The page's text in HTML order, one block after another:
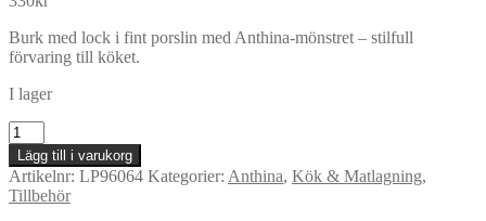
Burk med lock i fint porslin med Anthina-mönstret – stilfull
förvaring till köket.
I lager
Anthina
Burk
med
lock
mängd
Lägg till i varukorg
Artikelnr: LP96064 Kategorier: Anthina, Kök & Matlagning,
Tillbehör